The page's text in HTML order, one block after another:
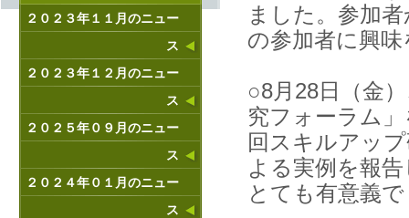
２０２３年１１月のニュー
ス
２０２３年１２月のニュー
ス
２０２５年０９月のニュー
ス
２０２４年０１月のニュー
ス
ました。参加
の参加者に興
○8月28日（金
究フォーラム
回スキルアッ
よる実例を報
とても有意義